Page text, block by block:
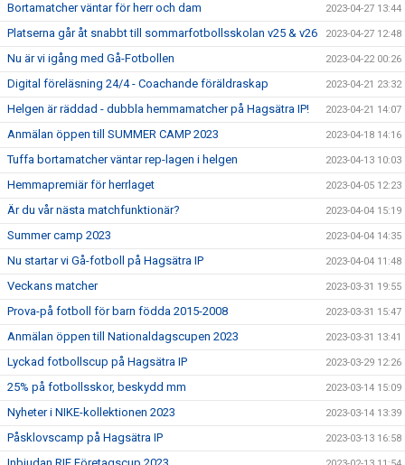
Bortamatcher väntar för herr och dam 2023-04-27 13:44
Platserna går åt snabbt till sommarfotbollsskolan v25 & v26 2023-04-27 12:48
Nu är vi igång med Gå-Fotbollen 2023-04-22 00:26
Digital föreläsning 24/4 - Coachande föräldraskap 2023-04-21 23:32
Helgen är räddad - dubbla hemmamatcher på Hagsätra IP! 2023-04-21 14:07
Anmälan öppen till SUMMER CAMP 2023 2023-04-18 14:16
Tuffa bortamatcher väntar rep-lagen i helgen 2023-04-13 10:03
Hemmapremiär för herrlaget 2023-04-05 12:23
Är du vår nästa matchfunktionär? 2023-04-04 15:19
Summer camp 2023 2023-04-04 14:35
Nu startar vi Gå-fotboll på Hagsätra IP 2023-04-04 11:48
Veckans matcher 2023-03-31 19:55
Prova-på fotboll för barn födda 2015-2008 2023-03-31 15:47
Anmälan öppen till Nationaldagscupen 2023 2023-03-31 13:41
Lyckad fotbollscup på Hagsätra IP 2023-03-29 12:26
25% på fotbollsskor, beskydd mm 2023-03-14 15:09
Nyheter i NIKE-kollektionen 2023 2023-03-14 13:39
Påsklovscamp på Hagsätra IP 2023-03-13 16:58